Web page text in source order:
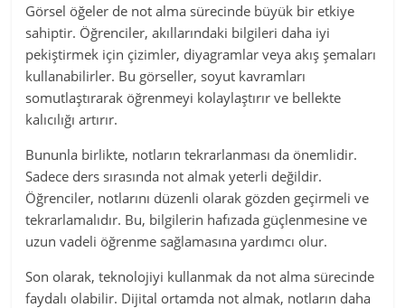
Görsel öğeler de not alma sürecinde büyük bir etkiye
sahiptir. Öğrenciler, akıllarındaki bilgileri daha iyi
pekiştirmek için çizimler, diyagramlar veya akış şemaları
kullanabilirler. Bu görseller, soyut kavramları
somutlaştırarak öğrenmeyi kolaylaştırır ve bellekte
kalıcılığı artırır.
Bununla birlikte, notların tekrarlanması da önemlidir.
Sadece ders sırasında not almak yeterli değildir.
Öğrenciler, notlarını düzenli olarak gözden geçirmeli ve
tekrarlamalıdır. Bu, bilgilerin hafızada güçlenmesine ve
uzun vadeli öğrenme sağlamasına yardımcı olur.
Son olarak, teknolojiyi kullanmak da not alma sürecinde
faydalı olabilir. Dijital ortamda not almak, notların daha